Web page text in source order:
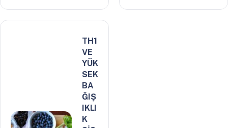
TH1
VE
YÜK
SEK
BA
ĞIŞ
IKLI
K